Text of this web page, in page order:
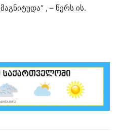
, – წერს ის.